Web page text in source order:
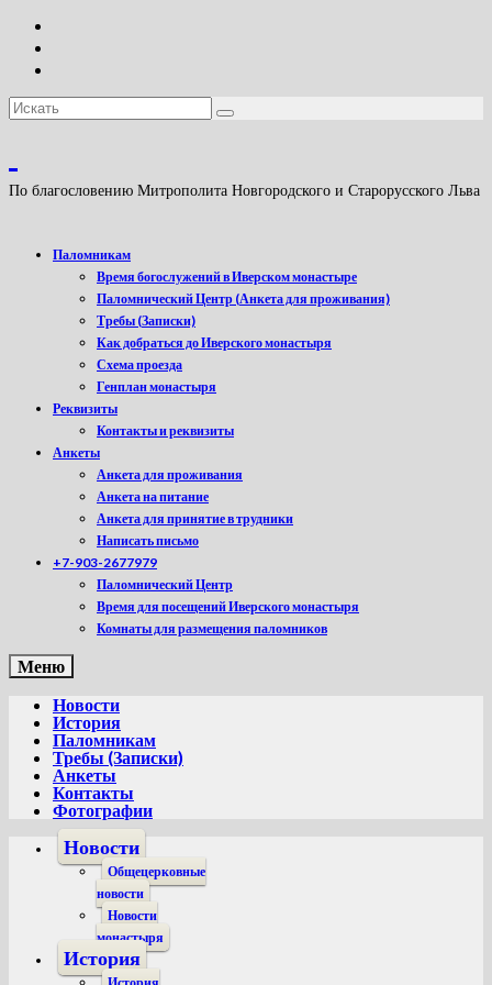
Искать:
По благословению Митрополита Новгородского и Старорусского Льва
Паломникам
Время богослужений в Иверском монастыре
Паломнический Центр (Анкета для проживания)
Требы (Записки)
Как добраться до Иверского монастыря
Схема проезда
Генплан монастыря
Реквизиты
Контакты и реквизиты
Анкеты
Анкета для проживания
Анкета на питание
Анкета для принятие в трудники
Написать письмо
+7-903-2677979
Паломнический Центр
Время для посещений Иверского монастыря
Комнаты для размещения паломников
Меню
Новости
История
Паломникам
Требы (Записки)
Анкеты
Контакты
Фотографии
Новости
Общецерковные
новости
Новости
монастыря
История